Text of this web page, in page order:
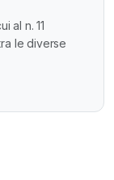
al n. 11
le diverse